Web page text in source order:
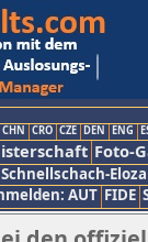
CHN CRO CZE DEN ENG
Foto-
Schnellschach-
AUT FIDE